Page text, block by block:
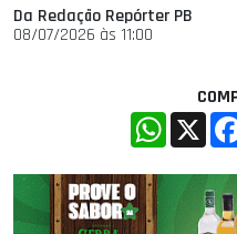
Da Redação Repórter PB
08/07/2026 às 11:00
X